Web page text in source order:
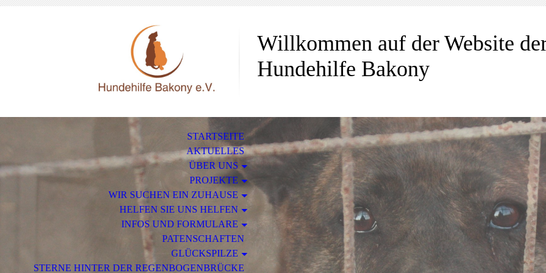
Willkommen auf der Website
Hundehilfe Bakony
STARTSEITE
AKTUELLES
ÜBER UNS
PROJEKTE
WIR SUCHEN EIN ZUHAUSE
HELFEN SIE UNS HELFEN
INFOS UND FORMULARE
PATENSCHAFTEN
GLÜCKSPILZE
STERNE HINTER DER REGENBOGENBRÜCKE